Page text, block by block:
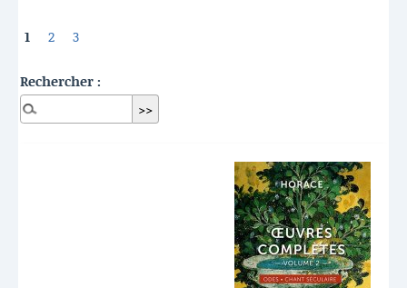
1 2 3
Rechercher :
Dernières publications